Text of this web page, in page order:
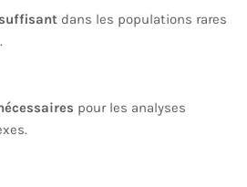
dans les populations rares
pour les analyses